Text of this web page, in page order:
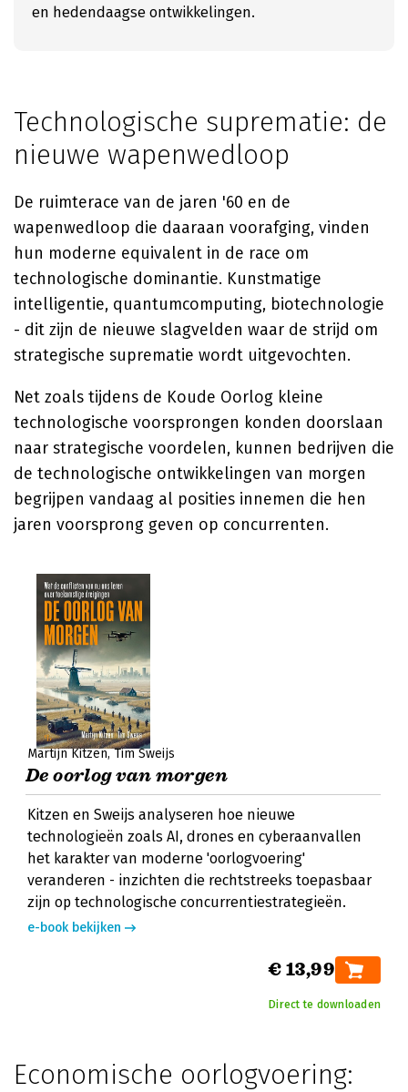
en hedendaagse ontwikkelingen.
Technologische suprematie: de
nieuwe wapenwedloop
De ruimterace van de jaren '60 en de
wapenwedloop die daaraan voorafging, vinden
hun moderne equivalent in de race om
technologische dominantie. Kunstmatige
intelligentie, quantumcomputing, biotechnologie
- dit zijn de nieuwe slagvelden waar de strijd om
strategische suprematie wordt uitgevochten.
Net zoals tijdens de Koude Oorlog kleine
technologische voorsprongen konden doorslaan
naar strategische voordelen, kunnen bedrijven die
de technologische ontwikkelingen van morgen
begrijpen vandaag al posities innemen die hen
jaren voorsprong geven op concurrenten.
Martijn Kitzen Tim Sweijs
De oorlog van morgen
Kitzen en Sweijs analyseren hoe nieuwe
technologieën zoals AI, drones en cyberaanvallen
het karakter van moderne 'oorlogvoering'
veranderen - inzichten die rechtstreeks toepasbaar
zijn op technologische concurrentiestrategieën.
e-book bekijken
€ 13,99
Direct te downloaden
Economische oorlogvoering: